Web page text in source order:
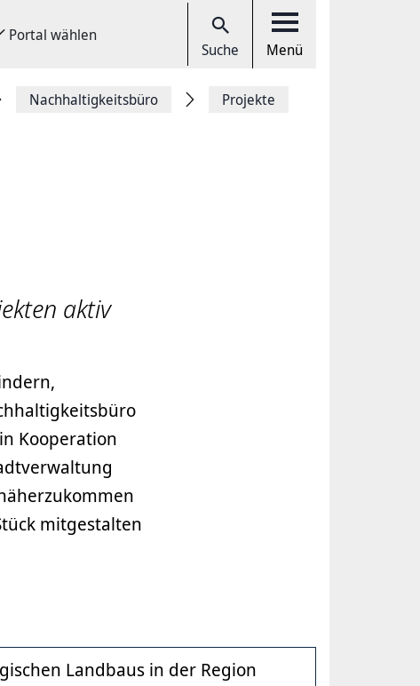
Portal wählen
Suche Menü
Nachhaltigkeitsbüro Projekte
aktiv
Kooperation
mitgestalten
Landbaus in der Region